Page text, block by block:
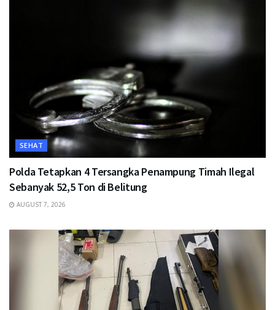
SEHAT
Polda Tetapkan 4 Tersangka Penampung Timah Ilegal
Sebanyak 52,5 Ton di Belitung
AUGUST 7, 2026